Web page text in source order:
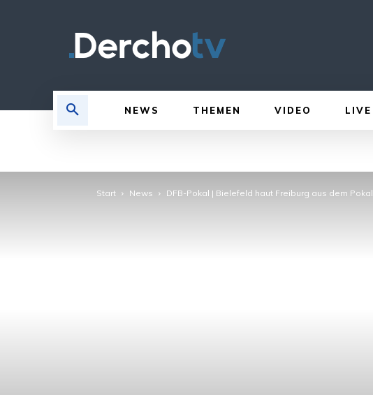
NEWS THEMEN VIDEO LIVE
Start News DFB-Pokal | Bielefeld haut Freiburg aus dem Pokal